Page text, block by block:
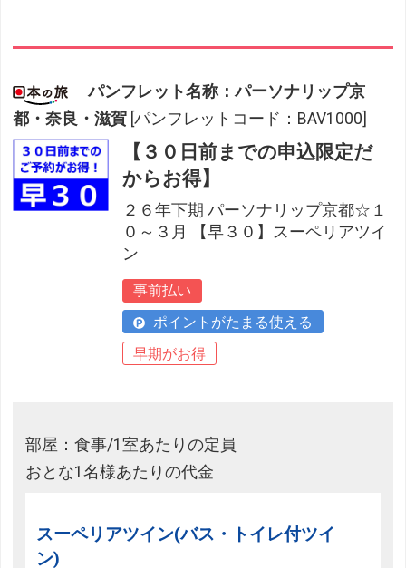
パンフレット名称：パーソナリップ京
都・奈良・滋賀 [パンフレットコード：BAV1000]
【３０日前までの申込限定だ
からお得】
２６年下期 パーソナリップ京都☆１
０～３月 【早３０】スーペリアツイ
ン
事前払い
ポイントがたまる使える
早期がお得
部屋：食事/1室あたりの定員
おとな1名様あたりの代金
スーペリアツイン(バス・トイレ付ツイ
ン)